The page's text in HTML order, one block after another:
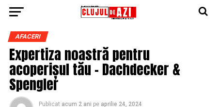
AFACERI
Expertiza noastră pentru
acoperișul tău – Dachdecker &
Spengler
Publicat acum 2 ani pe aprilie 24, 2024